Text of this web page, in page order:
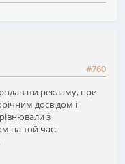
#760
рекламу, при
досвідом і
з
на той час.